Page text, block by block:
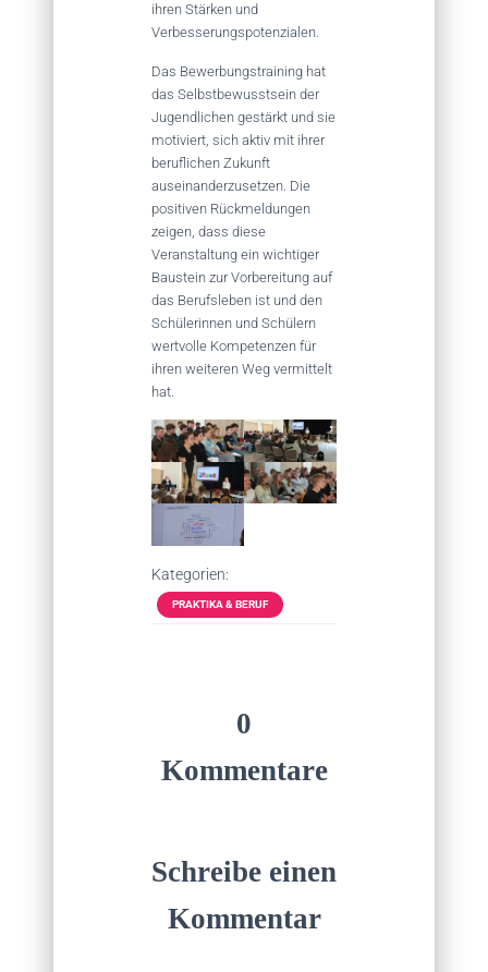
ihren Stärken und
Verbesserungspotenzialen.
Das Bewerbungstraining hat
das Selbstbewusstsein der
Jugendlichen gestärkt und sie
motiviert, sich aktiv mit ihrer
beruflichen Zukunft
auseinanderzusetzen. Die
positiven Rückmeldungen
zeigen, dass diese
Veranstaltung ein wichtiger
Baustein zur Vorbereitung auf
das Berufsleben ist und den
Schülerinnen und Schülern
wertvolle Kompetenzen für
ihren weiteren Weg vermittelt
hat.
Kategorien:
PRAKTIKA & BERUF
0
Kommentare
Schreibe einen
Kommentar